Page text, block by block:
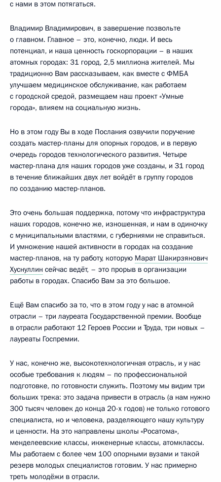
с нами в этом потягаться.
Владимир Владимирович, в завершение позвольте
о главном. Главное – это, конечно, люди. И весь
потенциал, и наша ценность госкорпорации – в наших
атомных городах: 31 город, 2,5 миллиона жителей. Мы
традиционно Вам рассказываем, как вместе с ФМБА
улучшаем медицинское обслуживание, как работаем
с городской средой, размещаем наш проект «Умные
города», влияем на социальную жизнь.
Но в этом году Вы в ходе Послания озвучили поручение
создать мастер-планы для опорных городов, и в первую
очередь городов технологического развития. Четыре
мастер-плана для наших городов уже созданы, и 31 город
в течение ближайших двух лет войдёт в группу городов
по созданию мастер-планов.
Это очень большая поддержка, потому что инфраструктура
наших городов, конечно же, изношенная, и нам в одиночку
с муниципальными властями, с губерниями не справиться.
И умножение нашей активности в городах на создание
мастер-планов, на ту работу, которую Марат Шакирзянович
Хуснуллин сейчас ведёт, – это прорыв в организации
работы в городах. Спасибо Вам за это большое.
Ещё Вам спасибо за то, что в этом году у нас в атомной
отрасли – три лауреата Государственной премии. Вообще
в отрасли работают 12 Героев России и Труда, три новых –
лауреаты Госпремии.
У нас, конечно же, высокотехнологичная отрасль, и у нас
особые требования к людям – по профессиональной
подготовке, по готовности служить. Поэтому мы видим три
больших трека: это задача привести в отрасль (а нам нужно
300 тысяч человек до конца 20-х годов) не только готового
специалиста, но и человека, разделяющего нашу культуру
и ценности. На это направлены школы «Росатома»,
менделеевские классы, инженерные классы, атомклассы.
Мы работаем с более чем 100 опорными вузами и такой
резерв молодых специалистов готовим. У нас примерно
треть молодёжи в отрасли.